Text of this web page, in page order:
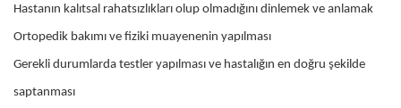
Hastanın kalıtsal rahatsızlıkları olup olmadığını dinlemek ve anlamak
Ortopedik bakımı ve fiziki muayenenin yapılması
Gerekli durumlarda testler yapılması ve hastalığın en doğru şekilde
saptanması